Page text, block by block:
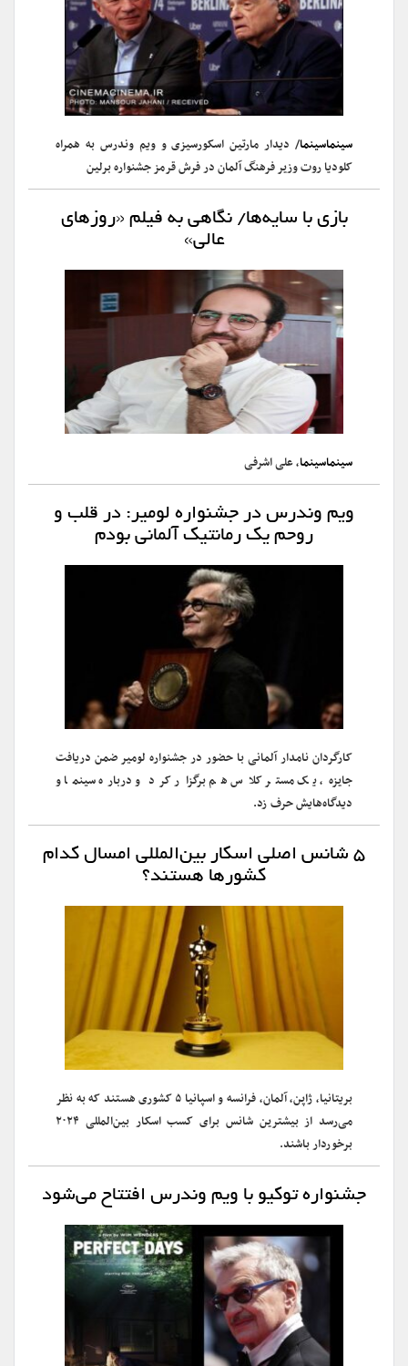
سینماسینما/ دیدار مارتین اسکورسیزی و ویم وندرس به همراه
کلودیا روت وزیر فرهنگ آلمان در فرش قرمز جشنواره برلین
بازی با سایه‌ها/ نگاهی به فیلم «روزهای
عالی»
سینماسینما، علی اشرفی
ویم وندرس در جشنواره لومیر: در قلب و
روحم یک رمانتیک آلمانی بودم
کارگردان نامدار آلمانی با حضور در جشنواره لومیر ضمن دریافت
جایزه، یک مستر کلاس هم برگزار کرد و درباره سینما و
دیدگاه‌هایش حرف زد.
۵ شانس اصلی اسکار بین‌المللی امسال کدام‌
کشورها هستند؟
بریتانیا، ژاپن، آلمان، فرانسه و اسپانیا ۵ کشوری هستند که به نظر
می‌رسد از بیشترین شانس برای کسب اسکار بین‌المللی ۲۰۲۴
برخوردار باشند.
جشنواره توکیو با ویم وندرس افتتاح می‌شود